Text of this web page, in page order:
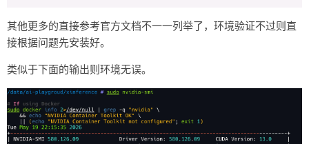
其他更多的直接参考官方文档不一一列举了，环境验证不过则直
接根据问题先安装好。
类似于下面的输出则环境无误。